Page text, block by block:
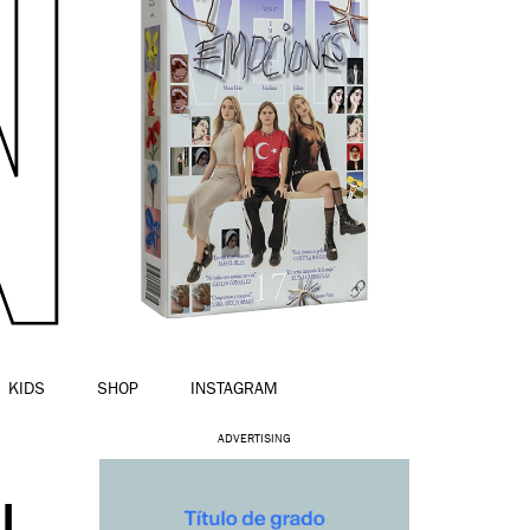
KIDS SHOP INSTAGRAM
ADVERTISING